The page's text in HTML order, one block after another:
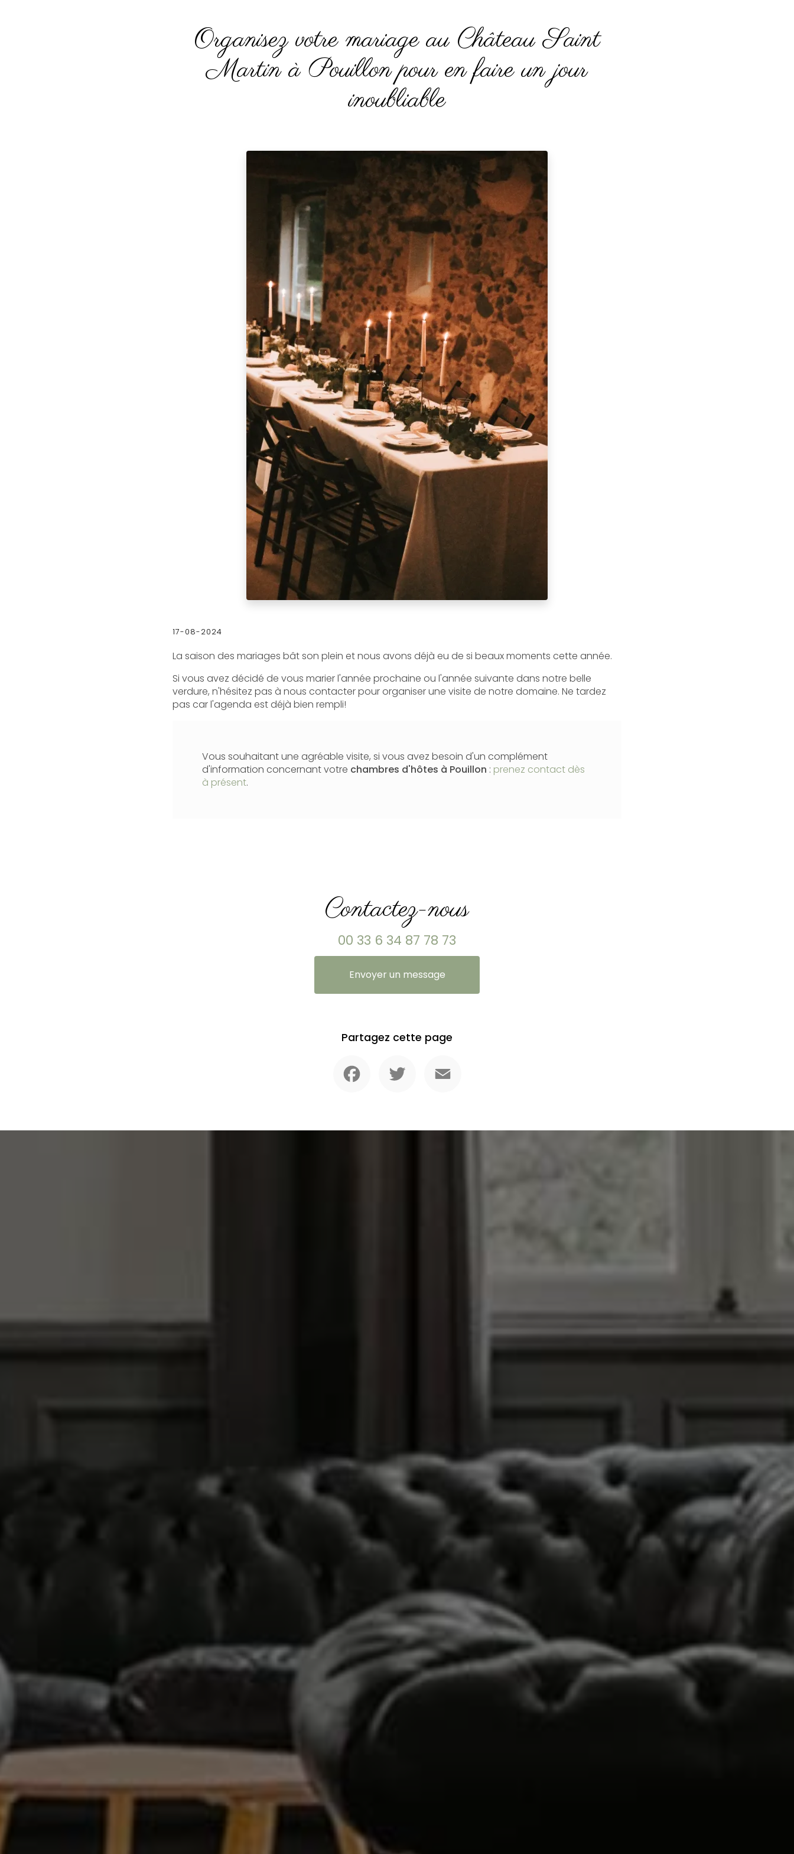
Organisez votre mariage au Château Saint
Martin à Pouillon pour en faire un jour
inoubliable
17-08-2024
La saison des mariages bât son plein et nous avons déjà eu de si beaux moments cette année.
Si vous avez décidé de vous marier l'année prochaine ou l'année suivante dans notre belle
verdure, n'hésitez pas à nous contacter pour organiser une visite de notre domaine. Ne tardez
pas car l'agenda est déjà bien rempli!
Vous souhaitant une agréable visite, si vous avez besoin d'un complément
d'information concernant votre chambres d'hôtes à Pouillon : prenez contact dès
à présent.
Contactez-nous
00 33 6 34 87 78 73
Envoyer un message
Partagez cette page